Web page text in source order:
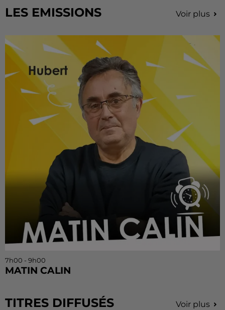
LES EMISSIONS Voir plus
7h00 - 9h00
MATIN CALIN
TITRES DIFFUSÉS Voir plus